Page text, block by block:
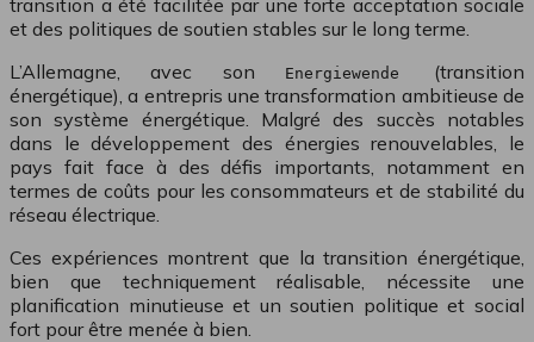
et des politiques de soutien stables sur le long terme.
L’Allemagne, avec son
Energiewende (transition
énergétique), a entrepris une transformation ambitieuse de
son système énergétique. Malgré des succès notables
dans le développement des énergies renouvelables, le
pays fait face à des défis importants, notamment en
termes de coûts pour les consommateurs et de stabilité du
réseau électrique.
Ces expériences montrent que la transition énergétique,
bien que techniquement réalisable, nécessite une
planification minutieuse et un soutien politique et social
fort pour être menée à bien.